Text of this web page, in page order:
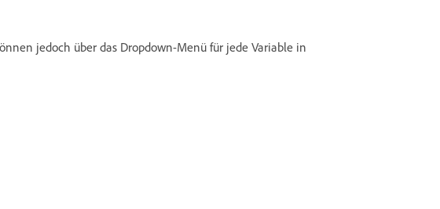
jedoch über das Dropdown-Menü für jede Variable in